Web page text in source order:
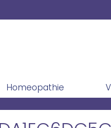
Homeopathie